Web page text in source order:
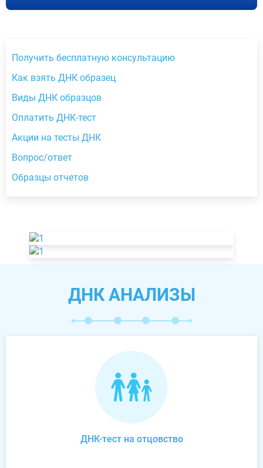
Получить бесплатную консультацию
Как взять ДНК образец
Виды ДНК образцов
Оплатить ДНК-тест
Акции на тесты ДНК
Вопрос/ответ
Образцы отчетов
ДНК АНАЛИЗЫ
ДНК-тест на отцовство